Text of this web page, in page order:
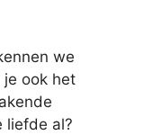
we
je ook het
liefde al?